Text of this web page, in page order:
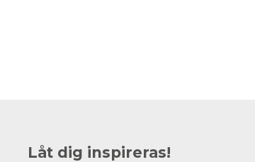
Låt dig inspireras!